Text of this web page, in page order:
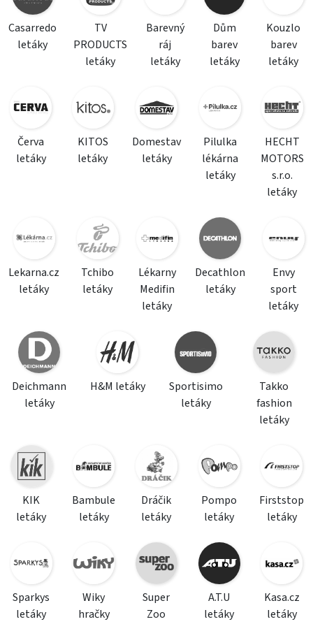
Casarredo
letáky
TV
PRODUCTS
letáky
Barevný
ráj
letáky
Dům
barev
letáky
Kouzlo
barev
letáky
Červa
letáky
KITOS
letáky
Domestav
letáky
Pilulka
lékárna
letáky
HECHT
MOTORS
s.r.o.
letáky
Lekarna.cz
letáky
Tchibo
letáky
Lékarny
Medifin
letáky
Decathlon
letáky
Envy
sport
letáky
Deichmann
letáky
H&M letáky
Sportisimo
letáky
Takko
fashion
letáky
KIK
letáky
Bambule
letáky
Dráčik
letáky
Pompo
letáky
Firststop
letáky
Sparkys
letáky
Wiky
hračky
Super
Zoo
A.T.U
letáky
Kasa.cz
letáky